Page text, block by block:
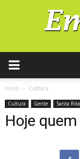
Início Cultura
Cultura Gente Santa
Hoje